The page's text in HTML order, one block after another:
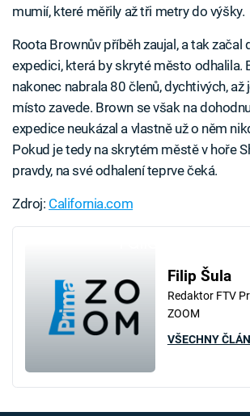
mumií, které měřily až tři metry do výšky.
Roota Brownův příběh zaujal, a tak začal
expedici, která by skryté město odhalila.
nakonec nabrala 80 členů, dychtivých, až
místo zavede. Brown se však na
expedice neukázal a vlastně už o něm
Pokud je tedy na skrytém městě v hoře
pravdy, na své odhalení teprve čeká.
Zdroj: California.com
Filip Šula
Redaktor FTV
ZOOM
VŠECHNY